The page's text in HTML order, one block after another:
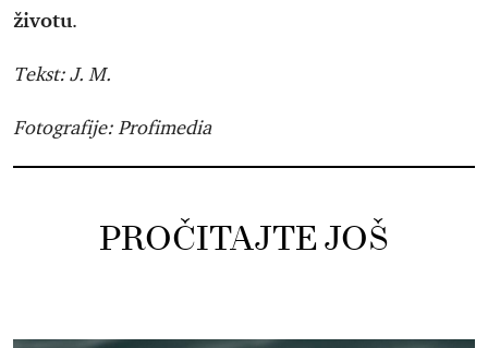
životu.
Tekst: J. M.
Fotografije: Profimedia
PROČITAJTE JOŠ